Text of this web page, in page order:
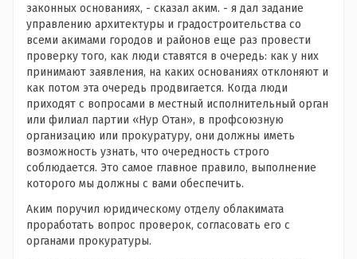
законных основаниях, - сказал аким. - я дал задание
управлению архитектуры и градостроительства со
всеми акимами городов и районов еще раз провести
проверку того, как люди ставятся в очередь: как у них
принимают заявления, на каких основаниях отклоняют и
как потом эта очередь продвигается. Когда люди
приходят с вопросами в местный исполнительный орган
или филиал партии «Нур Отан», в профсоюзную
организацию или прокуратуру, они должны иметь
возможность узнать, что очередность строго
соблюдается. Это самое главное правило, выполнение
которого мы должны с вами обеспечить.
Аким поручил юридическому отделу облакимата
проработать вопрос проверок, согласовать его с
органами прокуратуры.